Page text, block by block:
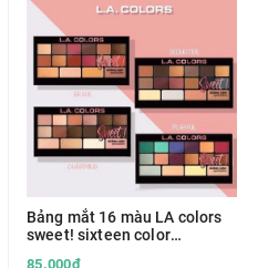
Bảng mắt 16 màu LA colors
sweet! sixteen color
85.000₫